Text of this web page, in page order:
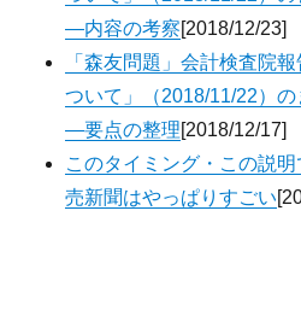
―内容の考察[2018/12/23]
「森友問題」会計検査院
ついて」（2018/11/22）の
―要点の整理[2018/12/17]
このタイミング・この説
売新聞はやっぱりすごい